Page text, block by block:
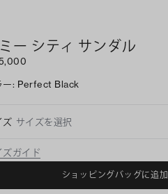
ー シティ サンダル
ー: Perfect Black
ズ サイズを選択
ズガイド
ショッピングバッグに追加